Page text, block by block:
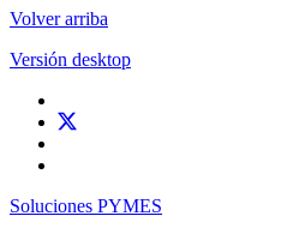
Volver arriba
Versión desktop
Soluciones PYMES